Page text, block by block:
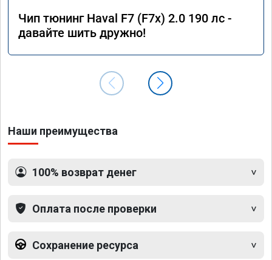
Чип тюнинг Haval F7 (F7x) 2.0 190 лс -
давайте шить дружно!
Наши преимущества
100% возврат денег
Оплата после проверки
Сохранение ресурса